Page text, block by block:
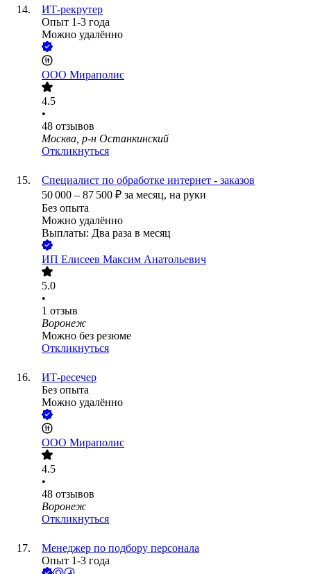
ИТ-рекрутер
Опыт 1-3 года
Можно удалённо
ООО Мираполис
4.5
•
48 отзывов
Москва, р-н Останкинский
Откликнуться
Специалист по обработке интернет - заказов
50 000 – 87 500 ₽ за месяц, на руки
Без опыта
Можно удалённо
Выплаты: Два раза в месяц
ИП Елисеев Максим Анатольевич
5.0
•
1 отзыв
Воронеж
Можно без резюме
Откликнуться
ИТ-ресечер
Без опыта
Можно удалённо
ООО Мираполис
4.5
•
48 отзывов
Воронеж
Откликнуться
Менеджер по подбору персонала
Опыт 1-3 года